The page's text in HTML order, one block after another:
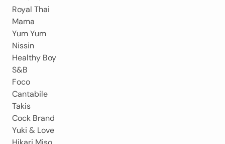
Royal Thai
Mama
Yum Yum
Nissin
Healthy Boy
S&B
Foco
Cantabile
Takis
Cock Brand
Yuki & Love